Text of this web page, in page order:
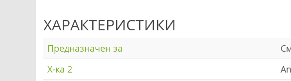
ХАРАКТЕРИСТИКИ
Предназначен за
Х-ка 2